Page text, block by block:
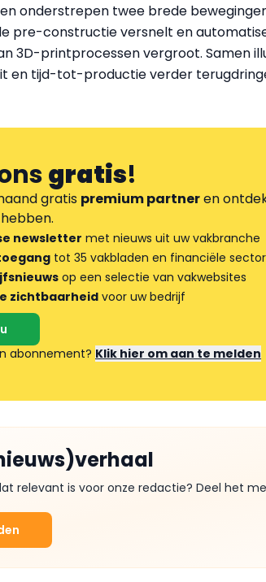
onderstrepen twee brede
pre-constructie versnelt en
3D-printprocessen vergroot. Samen
en tijd-tot-productie verder
gratis!
gratis premium partneren
newsletter met nieuws uit uw vakbranche
tot 35 vakbladen en financiële
op een selectie van vakwebsites
zichtbaarheidvoor uw bedrijf
abonnement? Klik hier om aan te melden
relevant is voor onze redactie? Deel het